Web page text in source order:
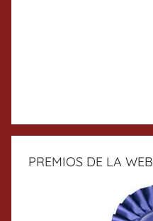
PREMIOS DE LA WEB